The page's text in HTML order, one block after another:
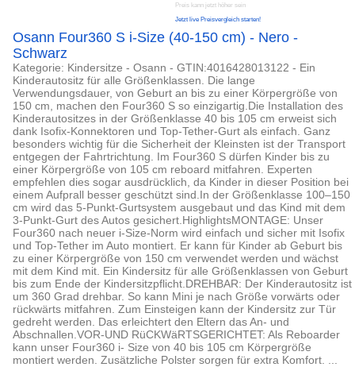
Preis kann jetzt höher sein
Jetzt live Preisvergleich starten!
Osann Four360 S i-Size (40-150 cm) - Nero -
Schwarz
Kategorie: Kindersitze - Osann - GTIN:4016428013122 - Ein
Kinderautositz für alle Größenklassen. Die lange
Verwendungsdauer, von Geburt an bis zu einer Körpergröße von
150 cm, machen den Four360 S so einzigartig.Die Installation des
Kinderautositzes in der Größenklasse 40 bis 105 cm erweist sich
dank Isofix-Konnektoren und Top-Tether-Gurt als einfach. Ganz
besonders wichtig für die Sicherheit der Kleinsten ist der Transport
entgegen der Fahrtrichtung. Im Four360 S dürfen Kinder bis zu
einer Körpergröße von 105 cm reboard mitfahren. Experten
empfehlen dies sogar ausdrücklich, da Kinder in dieser Position bei
einem Aufprall besser geschützt sind.In der Größenklasse 100–150
cm wird das 5-Punkt-Gurtsystem ausgebaut und das Kind mit dem
3-Punkt-Gurt des Autos gesichert.HighlightsMONTAGE: Unser
Four360 nach neuer i-Size-Norm wird einfach und sicher mit Isofix
und Top-Tether im Auto montiert. Er kann für Kinder ab Geburt bis
zu einer Körpergröße von 150 cm verwendet werden und wächst
mit dem Kind mit. Ein Kindersitz für alle Größenklassen von Geburt
bis zum Ende der Kindersitzpflicht.DREHBAR: Der Kinderautositz ist
um 360 Grad drehbar. So kann Mini je nach Größe vorwärts oder
rückwärts mitfahren. Zum Einsteigen kann der Kindersitz zur Tür
gedreht werden. Das erleichtert den Eltern das An- und
Abschnallen.VOR-UND RüCKWäRTSGERICHTET: Als Reboarder
kann unser Four360 i- Size von 40 bis 105 cm Körpergröße
montiert werden. Zusätzliche Polster sorgen für extra Komfort. ...